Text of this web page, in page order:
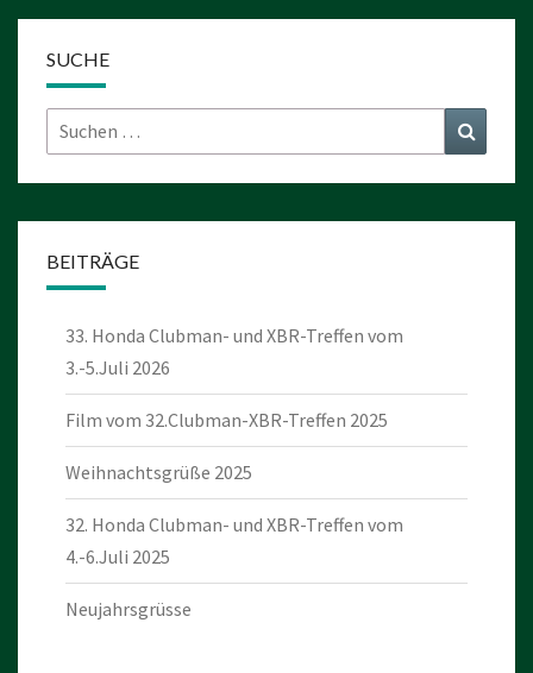
SUCHE
Suchen
nach:
BEITRÄGE
33. Honda Clubman- und XBR-Treffen vom
3.-5.Juli 2026
Film vom 32.Clubman-XBR-Treffen 2025
Weihnachtsgrüße 2025
32. Honda Clubman- und XBR-Treffen vom
4.-6.Juli 2025
Neujahrsgrüsse